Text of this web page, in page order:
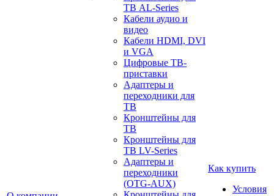
ТВ AL-Series
Кабели аудио и
видео
Кабели HDMI, DVI
и VGA
Цифровые ТВ-
приставки
Адаптеры и
переходники для
ТВ
Кронштейны для
ТВ
Кронштейны для
ТВ LV-Series
Адаптеры и
переходники
(OTG-AUX)
Как купить
Условия